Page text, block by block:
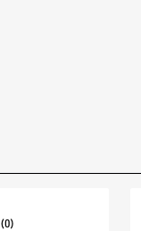
(0)